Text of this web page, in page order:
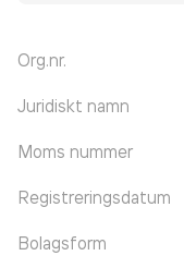
Org.nr.
Juridiskt namn
Moms nummer
Registreringsdatum
Bolagsform